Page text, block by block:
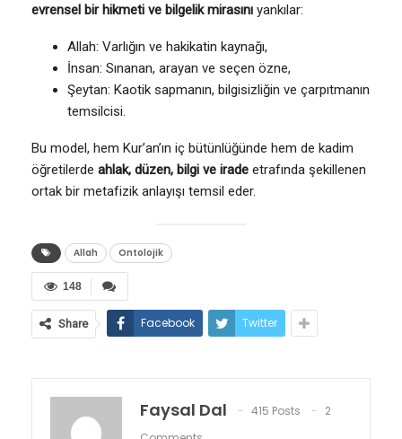
evrensel bir hikmeti ve bilgelik mirasını yankılar:
Allah: Varlığın ve hakikatin kaynağı,
İnsan: Sınanan, arayan ve seçen özne,
Şeytan: Kaotik sapmanın, bilgisizliğin ve çarpıtmanın
temsilcisi.
Bu model, hem Kur’an’ın iç bütünlüğünde hem de kadim
öğretilerde ahlak, düzen, bilgi ve irade etrafında şekillenen
ortak bir metafizik anlayışı temsil eder.
Allah Ontolojik
148
Share Facebook Twitter
Faysal Dal 415 Posts
2